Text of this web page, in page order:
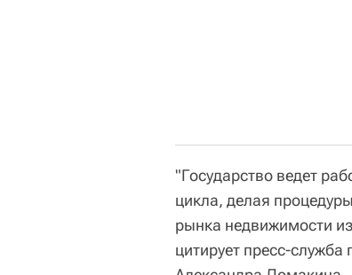
"Государство ведет
цикла, делая
рынка недвижимости
цитирует пресс-